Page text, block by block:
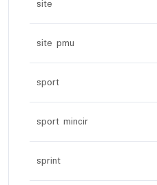
site
site pmu
sport
sport mincir
sprint